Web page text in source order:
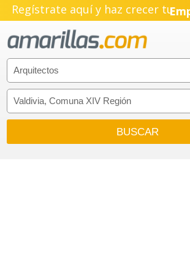
Regístrate aquí y haz crecer tu